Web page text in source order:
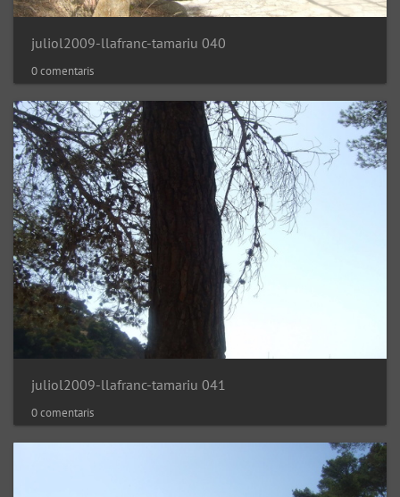
juliol2009-llafranc-tamariu 040
0 comentaris
juliol2009-llafranc-tamariu 041
0 comentaris